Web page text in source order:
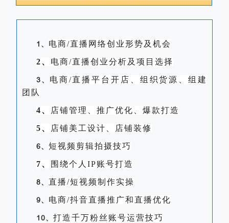
1 、 电商/直播网络创 业形势及机会
2、 电商/直播创 业分析及项目选择
3、 电商/直播平台开店、组织货源、组建
团队
4、 店铺管理、推广优化、爆款打造
5、 店铺美工设计、店铺装修
6、 短视频剪辑拍摄技巧
7、 围 绕个 人IP账号打造
8、 直播/短视频制作实操
9、 电商/抖音直播推广和直播优化
10、 打造千万粉丝账号运营技巧